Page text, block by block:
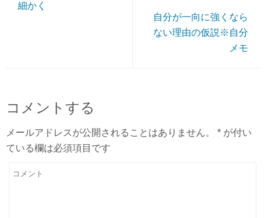
細かく
自分が一向に強くなら
ない理由の仮説※自分
メモ
コメントする
メールアドレスが公開されることはありません。 * が付い
ている欄は必須項目です